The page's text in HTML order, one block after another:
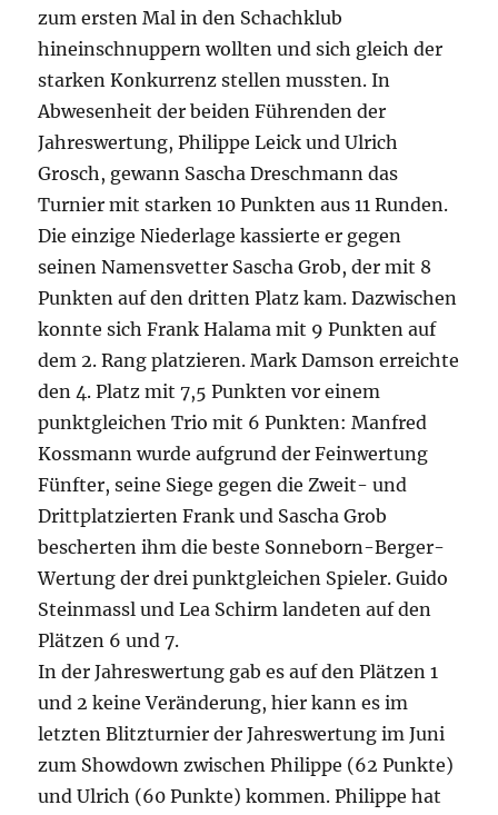
zum ersten Mal in den Schachklub
hineinschnuppern wollten und sich gleich der
starken Konkurrenz stellen mussten. In
Abwesenheit der beiden Führenden der
Jahreswertung, Philippe Leick und Ulrich
Grosch, gewann Sascha Dreschmann das
Turnier mit starken 10 Punkten aus 11 Runden.
Die einzige Niederlage kassierte er gegen
seinen Namensvetter Sascha Grob, der mit 8
Punkten auf den dritten Platz kam. Dazwischen
konnte sich Frank Halama mit 9 Punkten auf
dem 2. Rang platzieren. Mark Damson erreichte
den 4. Platz mit 7,5 Punkten vor einem
punktgleichen Trio mit 6 Punkten: Manfred
Kossmann wurde aufgrund der Feinwertung
Fünfter, seine Siege gegen die Zweit- und
Drittplatzierten Frank und Sascha Grob
bescherten ihm die beste Sonneborn-Berger-
Wertung der drei punktgleichen Spieler. Guido
Steinmassl und Lea Schirm landeten auf den
Plätzen 6 und 7.
In der Jahreswertung gab es auf den Plätzen 1
und 2 keine Veränderung, hier kann es im
letzten Blitzturnier der Jahreswertung im Juni
zum Showdown zwischen Philippe (62 Punkte)
und Ulrich (60 Punkte) kommen. Philippe hat